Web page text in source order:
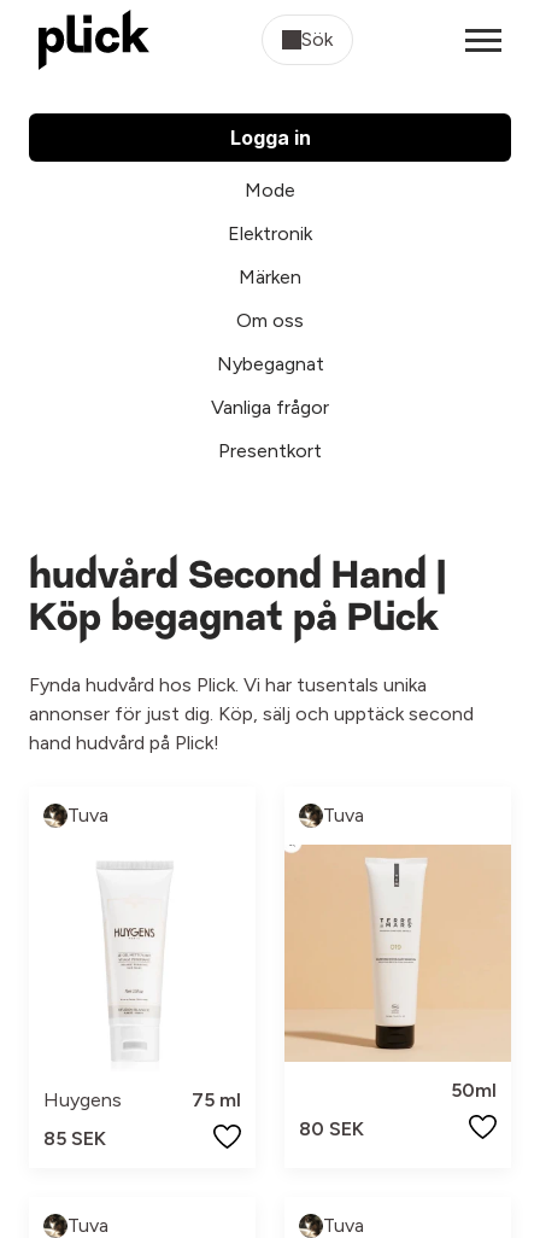
Sök
Logga in
Mode
Elektronik
Märken
Om oss
Nybegagnat
Vanliga frågor
Presentkort
hudvård Second Hand |
Köp begagnat på Plick
Fynda hudvård hos Plick. Vi har tusentals unika
annonser för just dig. Köp, sälj och upptäck second
hand hudvård på Plick!
Tuva
Huygens
75 ml
85 SEK
Tuva
50ml
80 SEK
Tuva Tuva